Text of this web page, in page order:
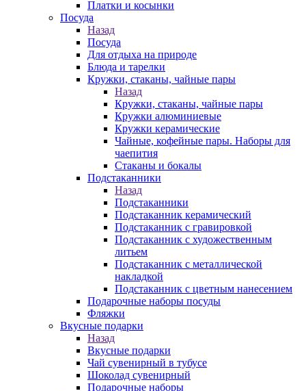
Платки и косынки
Посуда
Назад
Посуда
Для отдыха на природе
Блюда и тарелки
Кружки, стаканы, чайные пары
Назад
Кружки, стаканы, чайные пары
Кружки алюминиевые
Кружки керамические
Чайные, кофейные пары. Наборы для
чаепития
Стаканы и бокалы
Подстаканники
Назад
Подстаканники
Подстаканник керамический
Подстаканник c гравировкой
Подстаканник с художественным
литьем
Подстаканник с металлической
накладкой
Подстаканник с цветным нанесением
Подарочные наборы посуды
Фляжки
Вкусные подарки
Назад
Вкусные подарки
Чай сувенирный в тубусе
Шоколад сувенирный
Подарочные наборы